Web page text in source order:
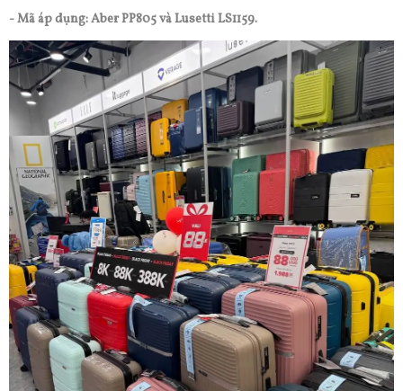
- Mã áp dụng: Aber PP805 và Lusetti LS1159.